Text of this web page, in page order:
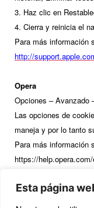
Esta página
3. Haz clic en
4. Cierra y reinicia el
Para más información
http://
Opera
Opciones – Avanzado
Las opciones de
maneja y por lo tanto
Para más información
https://